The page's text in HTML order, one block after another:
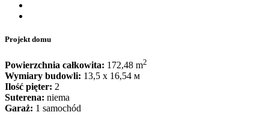
Projekt domu
Powierzchnia całkowita: 172,48 m2
Wymiary budowli: 13,5 x 16,54 м
Ilość pięter: 2
Suterena: niema
Garaż: 1 samochód